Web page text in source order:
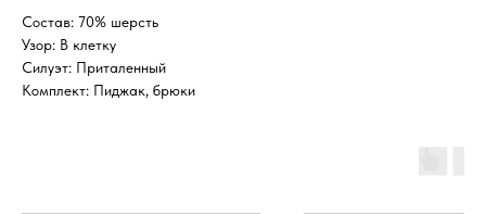
Состав: 70% шерсть
Узор: В клетку
Силуэт: Приталенный
Комплект: Пиджак, брюки